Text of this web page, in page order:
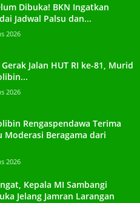
Dibuka! BKN Ingatkan
Jadwal Palsu dan...
2026
Jalan HUT RI ke-81, Murid
2026
Rengaspendawa Terima
Moderasi Beragama dari
2026
Kepala MI Sambangi
Jelang Jamran Larangan